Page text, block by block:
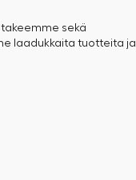
sekä
laadukkaita tuotteita ja